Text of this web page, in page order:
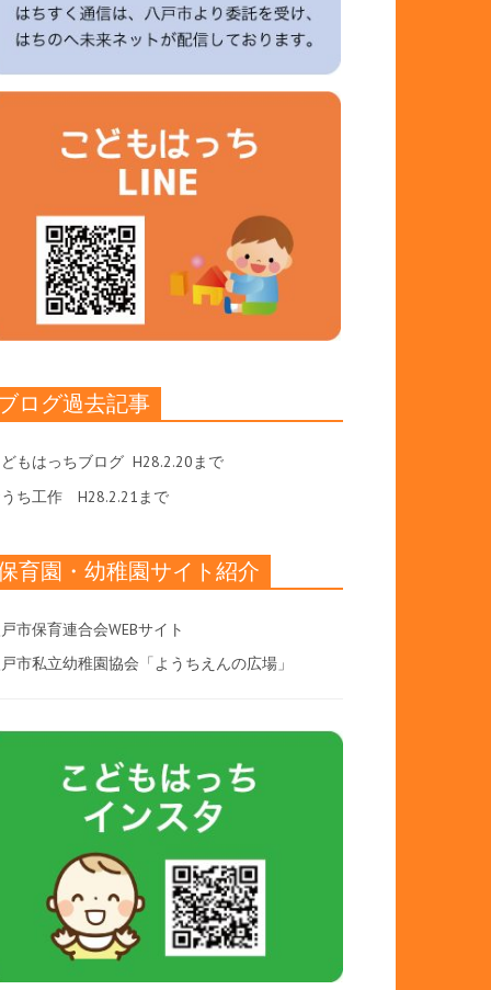
ログ過去記事
もはっちブログ H28.2.20まで
ち工作 H28.2.21まで
育園・幼稚園サイト紹介
市保育連合会WEBサイト
市私立幼稚園協会「ようちえんの広場」